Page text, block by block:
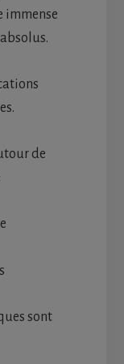
immense
de
sont